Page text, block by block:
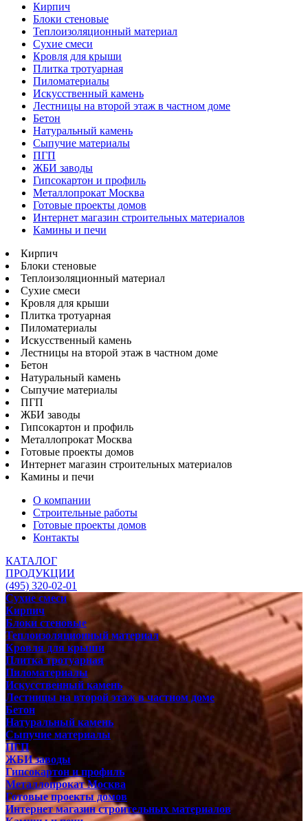
Кирпич
Блоки стеновые
Теплоизоляционный материал
Сухие смеси
Кровля для крыши
Плитка тротуарная
Пиломатериалы
Искусственный камень
Лестницы на второй этаж в частном доме
Бетон
Натуральный камень
Сыпучие материалы
ПГП
ЖБИ заводы
Гипсокартон и профиль
Металлопрокат Москва
Готовые проекты домов
Интернет магазин строительных материалов
Камины и печи
Кирпич
Блоки стеновые
Теплоизоляционный материал
Сухие смеси
Кровля для крыши
Плитка тротуарная
Пиломатериалы
Искусственный камень
Лестницы на второй этаж в частном доме
Бетон
Натуральный камень
Сыпучие материалы
ПГП
ЖБИ заводы
Гипсокартон и профиль
Металлопрокат Москва
Готовые проекты домов
Интернет магазин строительных материалов
Камины и печи
О компании
Строительные работы
Готовые проекты домов
Контакты
КАТАЛОГ
ПРОДУКЦИИ
(495) 320-02-01
Сухие смеси
Кирпич
Блоки стеновые
Теплоизоляционный материал
Кровля для крыши
Плитка тротуарная
Пиломатериалы
Искусственный камень
Лестницы на второй этаж в частном доме
Бетон
Натуральный камень
Сыпучие материалы
ПГП
ЖБИ заводы
Гипсокартон и профиль
Металлопрокат Москва
Готовые проекты домов
Интернет магазин строительных материалов